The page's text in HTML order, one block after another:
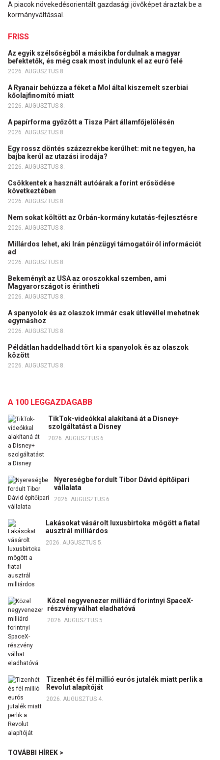
A piacok növekedésorientált gazdasági jövőképet áraztak be a
kormányváltással.
FRISS
Az egyik szélsőségből a másikba fordulnak a magyar
befektetők, és még csak most indulunk el az euró felé
2026. AUGUSZTUS 8.
A Ryanair behúzza a féket a Mol által kiszemelt szerbiai
kőolajfinomító miatt
2026. AUGUSZTUS 8.
A papírforma győzött a Tisza Párt államfőjelölésén
2026. AUGUSZTUS 8.
Egy rossz döntés százezrekbe kerülhet: mit ne tegyen, ha
bajba kerül az utazási irodája?
2026. AUGUSZTUS 8.
Csökkentek a használt autóárak a forint erősödése
következtében
2026. AUGUSZTUS 8.
Nem sokat költött az Orbán-kormány kutatás-fejlesztésre
2026. AUGUSZTUS 8.
Millárdos lehet, aki Irán pénzügyi támogatóiról információt
ad
2026. AUGUSZTUS 8.
Bekeményít az USA az oroszokkal szemben, ami
Magyarországot is érintheti
2026. AUGUSZTUS 8.
A spanyolok és az olaszok immár csak útlevéllel mehetnek
egymáshoz
2026. AUGUSZTUS 8.
Példátlan haddelhadd tört ki a spanyolok és az olaszok
között
2026. AUGUSZTUS 8.
A 100 LEGGAZDAGABB
TikTok-videókkal alakítaná át a Disney+
szolgáltatást a Disney
2026. AUGUSZTUS 6.
Nyereségbe fordult Tibor Dávid építőipari
vállalata
2026. AUGUSZTUS 6.
Lakásokat vásárolt luxusbirtoka mögött a fiatal
ausztrál milliárdos
2026. AUGUSZTUS 5.
Közel negyvenezer milliárd forintnyi SpaceX-
részvény válhat eladhatóvá
2026. AUGUSZTUS 5.
Tizenhét és fél millió eurós jutalék miatt perlik a
Revolut alapítóját
2026. AUGUSZTUS 4.
TOVÁBBI HÍREK >